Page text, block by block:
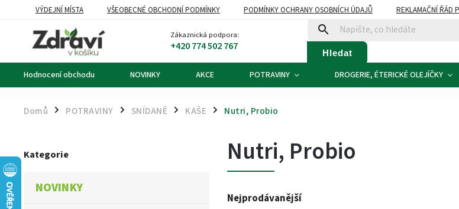
VÝDEJNÍ MÍSTA VŠEOBECNÉ OBCHODNÍ PODMÍNKY PODMÍNKY OCHRANY OSOBNÍCH ÚDAJŮ REKLAMAČNÍ ŘÁD
OZNÁMENÍ O ODSTOUPENÍ OD KUPNÍ SMLOUVY
KONTAKTY
Zákaznická podpora:
+420 774 502 767 Hledat
Hodnocení obchodu NOVINKY AKCE POTRAVINY DROGERIE, ÉTERICKÉ OLEJÍČKY
Domů / POTRAVINY / SNÍDANĚ / KAŠE / Nutri, Probio
Kategorie
NOVINKY
Nutri, Probio
Nejprodávanější